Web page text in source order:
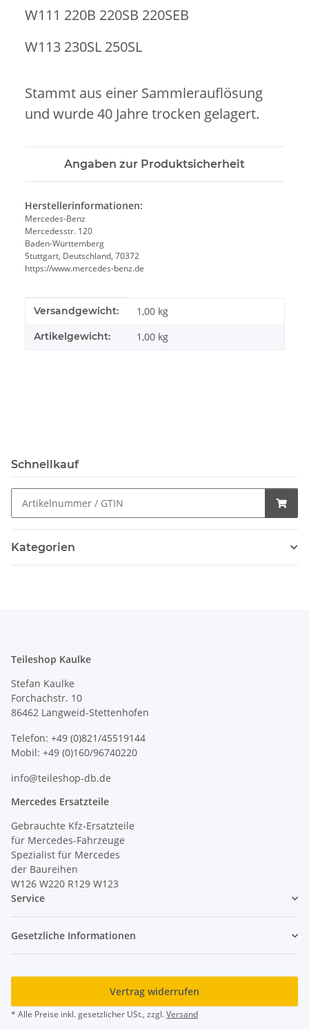
W111 220B 220SB 220SEB
W113 230SL 250SL
Stammt aus einer Sammlerauflösung
und wurde 40 Jahre trocken gelagert.
Angaben zur Produktsicherheit
Herstellerinformationen:
Mercedes-Benz
Mercedesstr. 120
Baden-Württemberg
Stuttgart, Deutschland, 70372
https://www.mercedes-benz.de
Produkteigenschaft
Wert
Versandgewicht: 1,00 kg
Artikelgewicht: 1,00 kg
Schnellkauf
Kategorien
Teileshop Kaulke
Stefan Kaulke
Forchachstr. 10
86462 Langweid-Stettenhofen
Telefon: +49 (0)821/45519144
Mobil: +49 (0)160/96740220
info@teileshop-db.de
Mercedes Ersatzteile
Gebrauchte Kfz-Ersatzteile
für Mercedes-Fahrzeuge
Spezialist für Mercedes
der Baureihen
W126 W220 R129 W123
Service
Gesetzliche Informationen
Vertrag widerrufen
* Alle Preise inkl. gesetzlicher USt., zzgl.Versand